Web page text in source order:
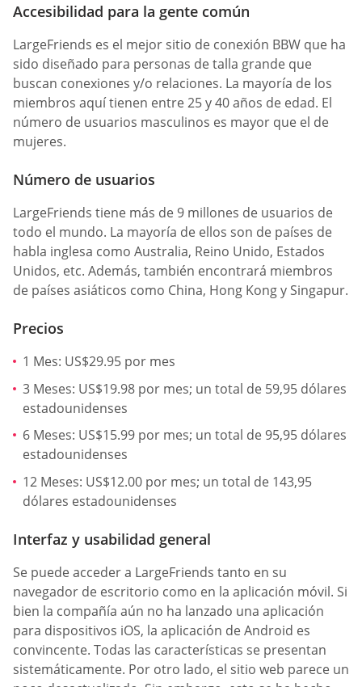
Accesibilidad para la gente común
LargeFriends es el mejor sitio de conexión BBW que ha
sido diseñado para personas de talla grande que
buscan conexiones y/o relaciones. La mayoría de los
miembros aquí tienen entre 25 y 40 años de edad. El
número de usuarios masculinos es mayor que el de
mujeres.
Número de usuarios
LargeFriends tiene más de 9 millones de usuarios de
todo el mundo. La mayoría de ellos son de países de
habla inglesa como Australia, Reino Unido, Estados
Unidos, etc. Además, también encontrará miembros
de países asiáticos como China, Hong Kong y Singapur.
Precios
1 Mes: US$29.95 por mes
3 Meses: US$19.98 por mes; un total de 59,95 dólares
estadounidenses
6 Meses: US$15.99 por mes; un total de 95,95 dólares
estadounidenses
12 Meses: US$12.00 por mes; un total de 143,95
dólares estadounidenses
Interfaz y usabilidad general
Se puede acceder a LargeFriends tanto en su
navegador de escritorio como en la aplicación móvil. Si
bien la compañía aún no ha lanzado una aplicación
para dispositivos iOS, la aplicación de Android es
convincente. Todas las características se presentan
sistemáticamente. Por otro lado, el sitio web parece un